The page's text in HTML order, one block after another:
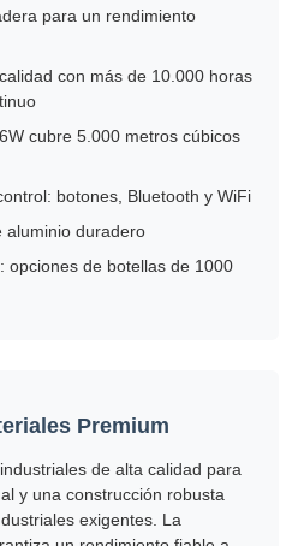
para un rendimiento
con más de 10.000 horas
cubre 5.000 metros cúbicos
botones, Bluetooth y WiFi
aluminio duradero
opciones de botellas de 1000
Premium
de alta calidad para
y una construcción robusta
exigentes. La